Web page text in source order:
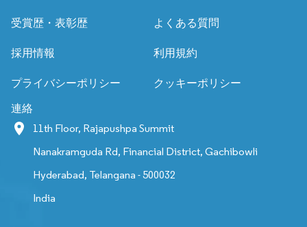
受賞歴・表彰歴 よくある質問
採用情報 利用規約
プライバシーポリシー クッキーポリシー
連絡
11th Floor, Rajapushpa Summit
Nanakramguda Rd, Financial District, Gachibowli
Hyderabad, Telangana - 500032
India